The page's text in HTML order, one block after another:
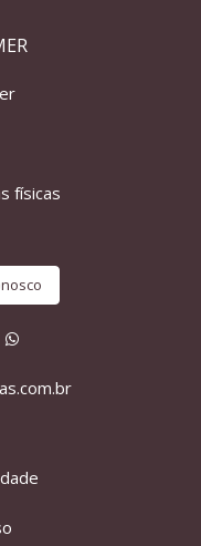
físicas